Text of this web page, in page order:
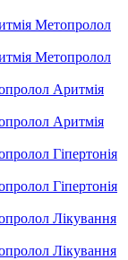
Метопролол
Метопролол
Аритмія
Аритмія
Гіпертонія
Гіпертонія
Лікування
Лікування